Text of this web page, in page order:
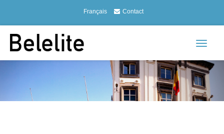
Français Contact
Toggle